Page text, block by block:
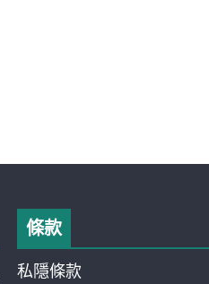
條款
私隱條款